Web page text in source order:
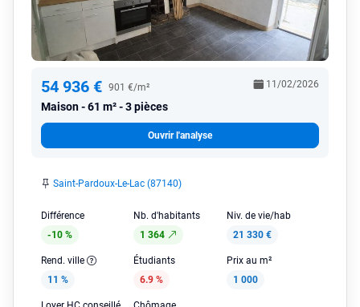
54 936 € 901 €/m²
Maison 61 m² - 3 pièces
11/02/2026
Ouvrir l'analyse
Saint-Pardoux-Le-Lac (87140)
Différence
-10 %
Nb. d'habitants
1 364
Niv. de vie/hab
21 330 €
Rend. ville
11 %
Étudiants
6.9 %
Prix au m²
1 000